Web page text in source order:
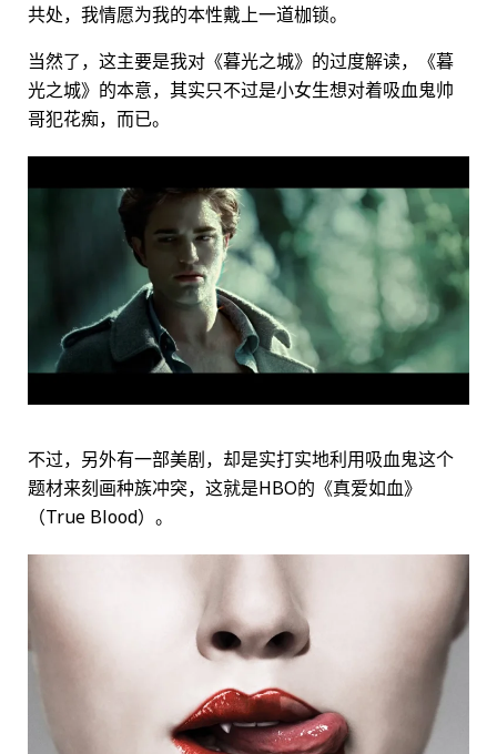
共处，我情愿为我的本性戴上一道枷锁。
当然了，这主要是我对《暮光之城》的过度解读，《暮
光之城》的本意，其实只不过是小女生想对着吸血鬼帅
哥犯花痴，而已。
不过，另外有一部美剧，却是实打实地利用吸血鬼这个
题材来刻画种族冲突，这就是HBO的《真爱如血》
（True Blood）。